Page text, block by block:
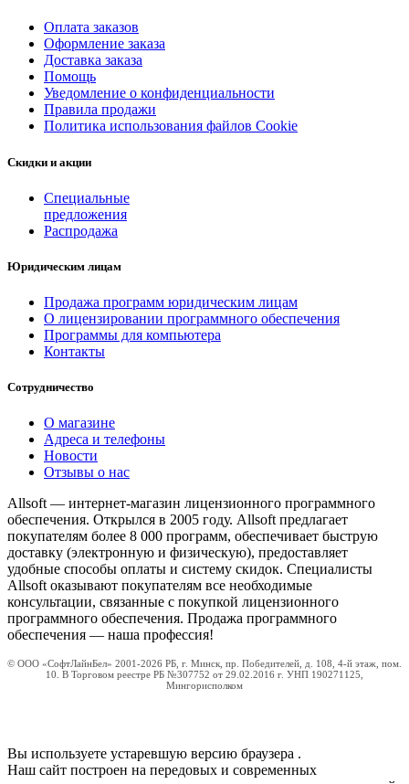
Оплата заказов
Оформление заказа
Доставка заказа
Помощь
Уведомление о конфиденциальности
Правила продажи
Политика использования файлов Cookie
Скидки и акции
Специальные
предложения
Распродажа
Юридическим лицам
Продажа программ юридическим лицам
О лицензировании программного обеспечения
Программы для компьютера
Контакты
Сотрудничество
О магазине
Адреса и телефоны
Новости
Отзывы о нас
Allsoft — интернет-магазин лицензионного программного
обеспечения. Открылся в 2005 году. Allsoft предлагает
покупателям более 8 000 программ, обеспечивает быструю
доставку (электронную и физическую), предоставляет
удобные способы оплаты и систему скидок. Специалисты
Allsoft оказывают покупателям все необходимые
консультации, связанные с покупкой лицензионного
программного обеспечения. Продажа программного
обеспечения — наша профессия!
© ООО «СофтЛайнБел» 2001-2026 РБ, г. Минск, пр. Победителей, д. 108, 4-й этаж, пом.
10. В Торговом реестре РБ №307752 от 29.02.2016 г. УНП 190271125,
Мингорисполком
Вы используете устаревшую версию браузера .
Наш сайт построен на передовых и современных